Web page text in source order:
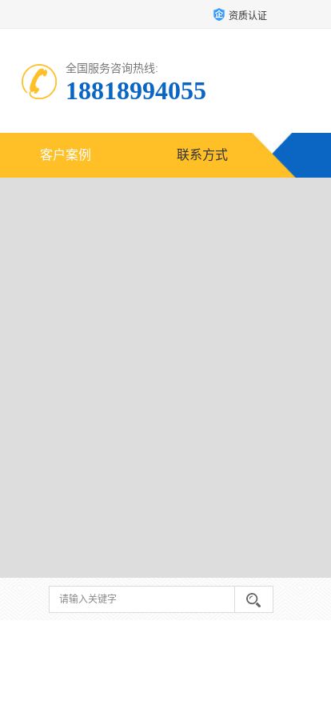
资质认证
全国服务咨询热线:
18818994055
客户案例 联系方式